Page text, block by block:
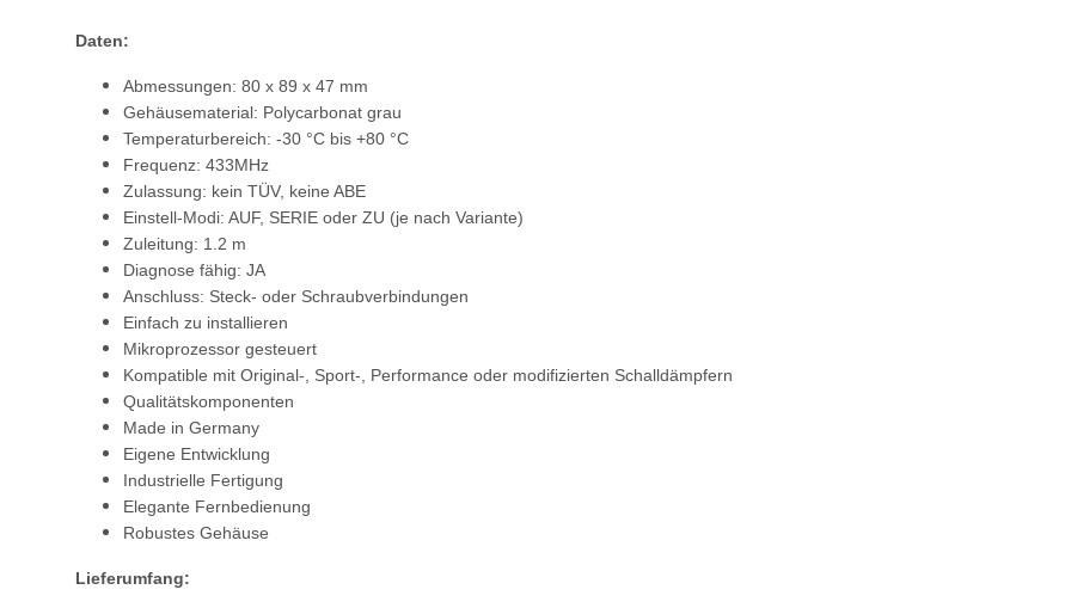
Daten:
Abmessungen: 80 x 89 x 47 mm
Gehäusematerial: Polycarbonat grau
Temperaturbereich: -30 °C bis +80 °C
Frequenz: 433MHz
Zulassung: kein TÜV, keine ABE
Einstell-Modi: AUF, SERIE oder ZU (je nach Variante)
Zuleitung: 1.2 m
Diagnose fähig: JA
Anschluss: Steck- oder Schraubverbindungen
Einfach zu installieren
Mikroprozessor gesteuert
Kompatible mit Original-, Sport-, Performance oder modifizierten Schalldämpfern
Qualitätskomponenten
Made in Germany
Eigene Entwicklung
Industrielle Fertigung
Elegante Fernbedienung
Robustes Gehäuse
Lieferumfang: